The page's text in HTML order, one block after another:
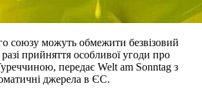
союзу можуть обмежити безвізовий
прийняття особливої угоди про
передає Welt am Sonntag з
джерела в ЄС.